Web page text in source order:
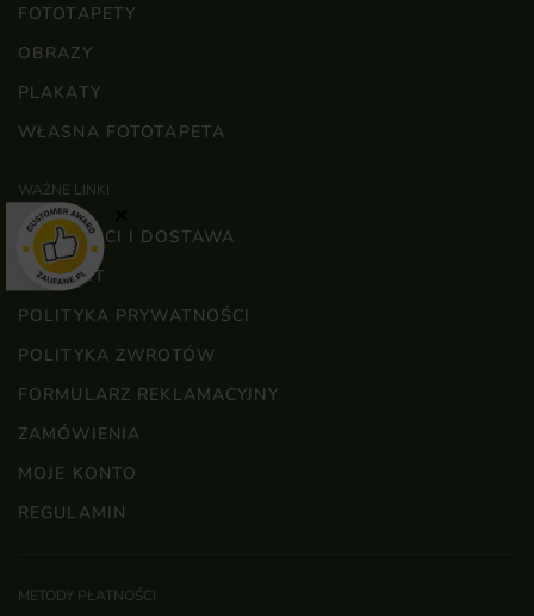
FOTOTAPETY
OBRAZY
PLAKATY
WŁASNA FOTOTAPETA
WAŻNE LINKI
PŁATNOŚCI I DOSTAWA
KONTAKT
POLITYKA PRYWATNOŚCI
POLITYKA ZWROTÓW
FORMULARZ REKLAMACYJNY
ZAMÓWIENIA
MOJE KONTO
REGULAMIN
METODY PŁATNOŚCI